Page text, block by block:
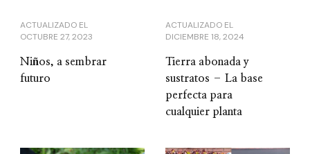
ACTUALIZADO EL
OCTUBRE 27, 2023
Niños, a sembrar
futuro
ACTUALIZADO EL
DICIEMBRE 18, 2024
Tierra abonada y
sustratos – La base
perfecta para
cualquier planta